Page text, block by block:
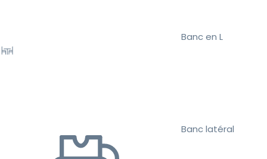
Banc en L
Banc latéral